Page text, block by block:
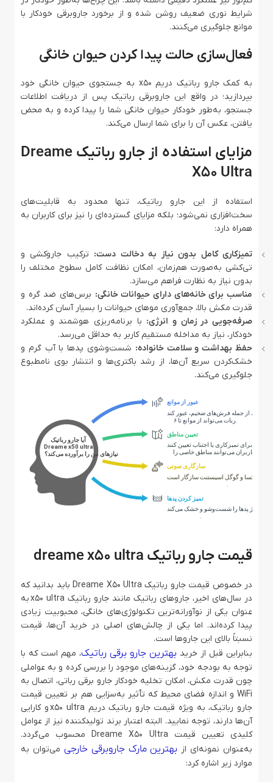
شرایط نوری ضعیف روشن شده و از برخورد جاروبرقی خودکار با
موانع جلوگیری می‌کنند.
فعال‌سازی حالت پیدا کردن حیوان خانگی
به کمک جارو رباتیک دریم x50 به جستجوی حیوان خانگی خود
بپردازید؛ در واقع این جاروبرقی رباتیک پس از دریافت اطلاعات
جستجو، به‌طور خودکار حیوان خانگی شما را پیدا کرده و به محض
یافتن، عکس آن را برای شما ارسال می‌کند.
مزایای استفاده از جارو رباتیک Dreame
X50 Ultra
استفاده از این جارو رباتیک، تنها محدود به قابلیت‌های
سخت‌افزاری نمی‌شود؛ بلکه مزایای گسترده‌ای را نیز برای کاربران به
همراه دارد:
تمیزکاری کامل بدون نیاز به دخالت دست: ترکیب جاروکشی و
تی‌کشی به‌صورت هم‌زمان، امکان نظافت کامل سطوح مختلف را
بدون نیاز به نظارت فراهم می‌سازد.
مناسب برای خانه‌های دارای حیوانات خانگی: برس‌های ضد گره و
قدرت مکش بالا، جمع‌آوری موهای حیوانات را بسیار آسان کرده‌اند.
صرفه‌جویی در زمان و انرژی: با برنامه‌ریزی هوشمند و عملکرد
خودکار، نیاز به مداخله مستقیم کاربر به حداقل می‌رسد.
حفظ بهداشت و سلامت خانواده: شست‌وشوی پدها با آب گرم و
خشک‌کردن سریع آن‌ها، از رشد باکتری‌ها و انتشار بوی نامطبوع
جلوگیری می‌کند.
قیمت جارو رباتیک dreame x50 ultra
در خصوص قیمت جارو رباتیک Dreame X50 Ultra باید بدانید که
در سال‌های اخیر، جاروهای رباتیک مانند جارو رباتیک x50 ultra به
عنوان یکی از نوآورانه‌ترین تکنولوژی‌های خانگی، محبوبیت زیادی
پیدا کرده‌اند. اما یکی از چالش‌های اصلی در خرید آن‌ها، قیمت
نسبتاً بالای این جاروها است.
بنابراین قبل از خرید بهترین جارو برقی رباتیک، مهم است که با
توجه به بودجه خود، گزینه‌های موجود را بررسی کرده و به عواملی
چون قدرت مکش، امکان تخلیه خودکار جارو برقی رباتی، اتصال به
WiFi و اندازه فضای محیط که تأثیر به‌سزایی هم بر تعیین قیمت
جارو رباتیک، به ویژه قیمت جارو رباتیک دریم x50 ultra و کارایی
آن‌ها دارند، توجه نمایید. البته اعتبار برند تولیدکننده نیز از عوامل
کلیدی تعیین قیمت Dreame X50 Ultra محسوب می‌گردد.
به‌عنوان نمونه‌ای از بهترین مارک جاروبرقی خارجی می‌توان به
موارد زیر اشاره کرد: